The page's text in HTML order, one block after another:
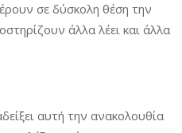
σε δύσκολη θέση την
άλλα λέει και άλλα
αυτή την ανακολουθία